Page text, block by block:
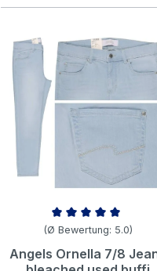
Durchschnittliche
(Ø Bewertung: 5.0)
Angels Ornella 7/8